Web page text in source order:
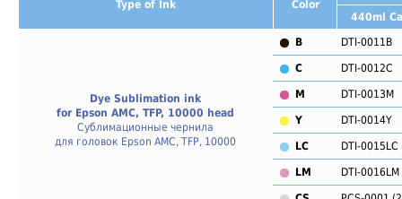
Type of Ink
Color
440ml
Dye Sublimation ink
for Epson AMC, TFP, 10000 head
Сублимационные чернила
для головок Epson AMC, TFP, 10000
B DTI-0011B
C DTI-0012C
M DTI-0013M
Y DTI-0014Y
LC DTI-0015LC
LM DTI-0016LM